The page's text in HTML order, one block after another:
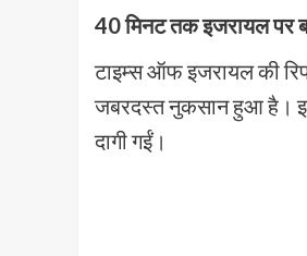
40 मिनट तक इजरायल पर
टाइम्स ऑफ इजरायल की
जबरदस्त नुकसान हुआ है।
दागी गईं।